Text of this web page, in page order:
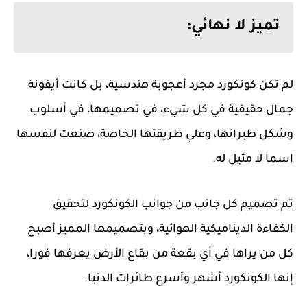
تميز لا نهائي:
لم تكن كونكورد مجرد أعجوبة هندسية، بل كانت أيقونة
جمال حقيقية في كل شيء، في تصميمها، في أسلوب
وشكل طيرانها، وعلي طريقتها الخاصة، صنعت لنفسها
اسما لا مثيل له.
تم تصميم كل جانب من جوانب الكونكورد لتحقيق
الكفاءة الديناميكية الهوائية، وبتصميمها المميز أصبح
كل من يراها في أي بقعة من بقاع الأرض يعرفها فورا،
إنها الكونكورد أشهر وأسرع طائرات الدنيا.